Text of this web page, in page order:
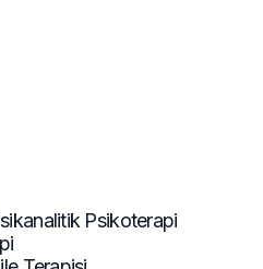
Psikoterapi